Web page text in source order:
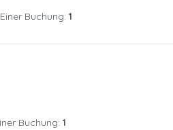
Buchung: 1
Buchung: 1